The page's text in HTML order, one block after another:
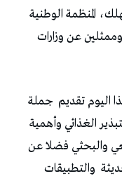
المنظمة الوطنية
عن وزارات
اليوم تقديم جملة
الغذائي وأهمية
والبحثي فضلا عن
والتطبيقات